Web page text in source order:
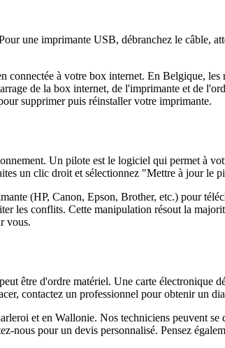
une imprimante USB, débranchez le câble,
à votre box internet. En Belgique,
de la box internet, de l'imprimante et de
supprimer puis réinstaller votre imprimante.
Un pilote est le logiciel qui permet à
un clic droit et sélectionnez "Mettre à jour le
(HP, Canon, Epson, Brother, etc.) pour
les conflits. Cette manipulation résout la
vous.
être d'ordre matériel. Une carte électronique
contactez un professionnel pour obtenir un
et en Wallonie. Nos techniciens peuvent
nous pour un devis personnalisé. Pensez